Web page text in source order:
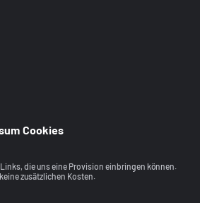
Cookies
die uns eine Provision einbringen können.
zusätzlichen Kosten.